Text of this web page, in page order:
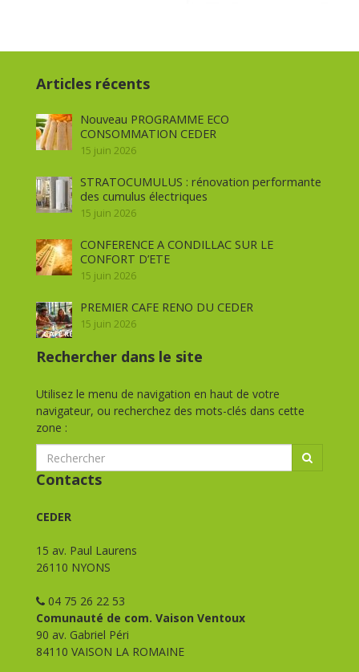
Articles récents
Nouveau PROGRAMME ECO
CONSOMMATION CEDER
15 juin 2026
STRATOCUMULUS : rénovation performante
des cumulus électriques
15 juin 2026
CONFERENCE A CONDILLAC SUR LE
CONFORT D’ETE
15 juin 2026
PREMIER CAFE RENO DU CEDER
15 juin 2026
Rechercher dans le site
Utilisez le menu de navigation en haut de votre
navigateur, ou recherchez des mots-clés dans cette
zone :
Contacts
CEDER
15 av. Paul Laurens
26110 NYONS
04 75 26 22 53
Comunauté de com. Vaison Ventoux
90 av. Gabriel Péri
84110 VAISON LA ROMAINE